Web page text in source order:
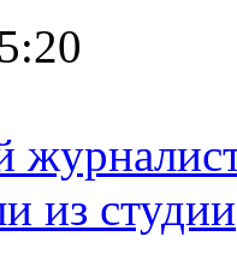
из студии